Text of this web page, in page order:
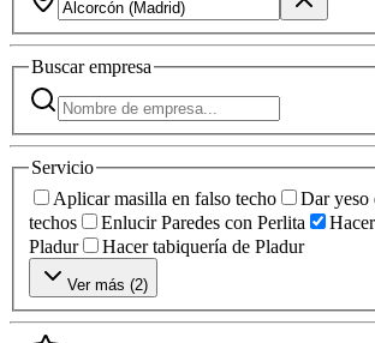
Buscarempresa
Servicio
Aplicar masilla en falso techo
Dar yeso
techos
Enlucir Paredes con Perlita
Pladur
Hacer tabiquería de Pladur
Ver más (2)